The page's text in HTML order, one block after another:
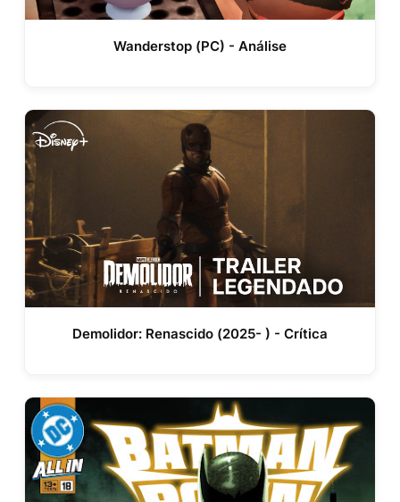
Wanderstop (PC) - Análise
Demolidor: Renascido (2025- ) - Crítica